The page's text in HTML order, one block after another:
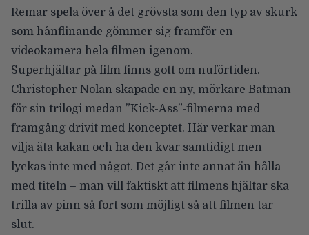
Remar spela över å det grövsta som den typ av skurk
som hånflinande gömmer sig framför en
videokamera hela filmen igenom.
Superhjältar på film finns gott om nuförtiden.
Christopher Nolan skapade en ny, mörkare Batman
för sin trilogi medan ”Kick-Ass”-filmerna med
framgång drivit med konceptet. Här verkar man
vilja äta kakan och ha den kvar samtidigt men
lyckas inte med något. Det går inte annat än hålla
med titeln – man vill faktiskt att filmens hjältar ska
trilla av pinn så fort som möjligt så att filmen tar
slut.